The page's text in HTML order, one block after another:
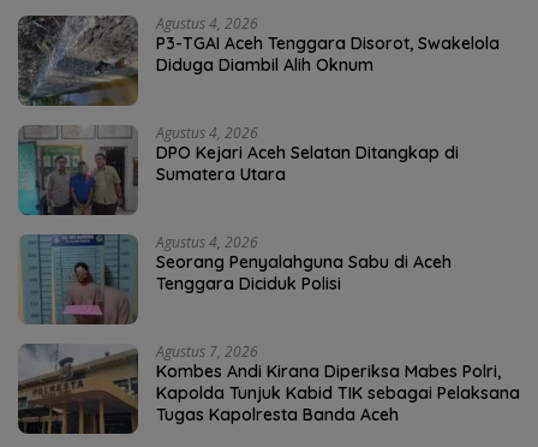
Agustus 4, 2026
P3-TGAI Aceh Tenggara Disorot, Swakelola
Diduga Diambil Alih Oknum
Agustus 4, 2026
DPO Kejari Aceh Selatan Ditangkap di
Sumatera Utara
Agustus 4, 2026
Seorang Penyalahguna Sabu di Aceh
Tenggara Diciduk Polisi
Agustus 7, 2026
Kombes Andi Kirana Diperiksa Mabes Polri,
Kapolda Tunjuk Kabid TIK sebagai Pelaksana
Tugas Kapolresta Banda Aceh